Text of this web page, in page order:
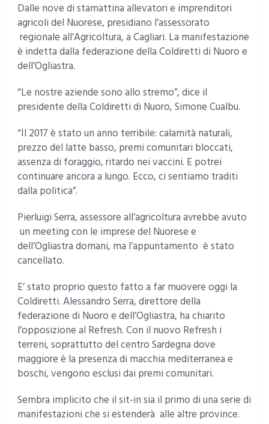
Dalle nove di stamattina allevatori e imprenditori
agricoli del Nuorese, presidiano l’assessorato
regionale all’Agricoltura, a Cagliari. La manifestazione
è indetta dalla federazione della Coldiretti di Nuoro e
dell’Ogliastra.
“Le nostre aziende sono allo stremo”, dice il
presidente della Coldiretti di Nuoro, Simone Cualbu.
“Il 2017 è stato un anno terribile: calamità naturali,
prezzo del latte basso, premi comunitari bloccati,
assenza di foraggio, ritardo nei vaccini. E potrei
continuare ancora a lungo. Ecco, ci sentiamo traditi
dalla politica”.
Pierluigi Serra, assessore all’agricoltura avrebbe avuto
un meeting con le imprese del Nuorese e
dell’Ogliastra domani, ma l’appuntamento è stato
cancellato.
E’ stato proprio questo fatto a far muovere oggi la
Coldiretti. Alessandro Serra, direttore della
federazione di Nuoro e dell’Ogliastra, ha chiarito
l’opposizione al Refresh. Con il nuovo Refresh i
terreni, soprattutto del centro Sardegna dove
maggiore è la presenza di macchia mediterranea e
boschi, vengono esclusi dai premi comunitari.
Sembra implicito che il sit-in sia il primo di una serie di
manifestazioni che si estenderà alle altre province.